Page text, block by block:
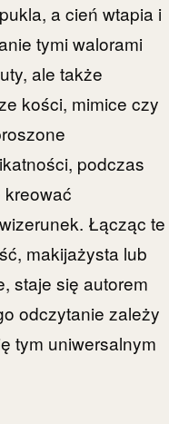
a cień wtapia i
tymi walorami
ale także
kości, mimice czy
podczas
Łącząc te
makijażysta lub
staje się autorem
odczytanie zależy
tym uniwersalnym